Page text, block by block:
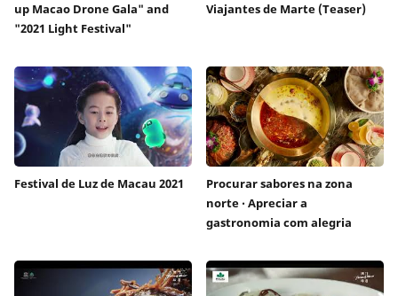
up Macao Drone Gala" and
"2021 Light Festival"
Viajantes de Marte (Teaser)
Festival de Luz de Macau 2021
Procurar sabores na zona
norte ‧ Apreciar a
gastronomia com alegria